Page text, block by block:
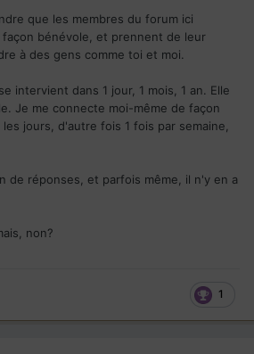
que les membres du forum ici
bénévole, et prennent de leur
à des gens comme toi et moi.
intervient dans 1 jour, 1 mois, 1 an. Elle
Je me connecte moi-même de façon
jours, d'autre fois 1 fois par semaine,
de réponses, et parfois même, il n'y en a
non?
1